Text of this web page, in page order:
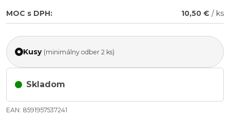
MOC s DPH: 10,50 € / ks
Kusy (minimálny odber 2 ks)
Skladom
EAN: 8591957537241